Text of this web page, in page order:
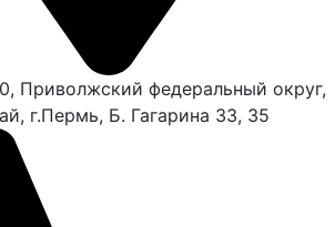
Приволжский федеральный округ,
г.Пермь, Б. Гагарина 33, 35